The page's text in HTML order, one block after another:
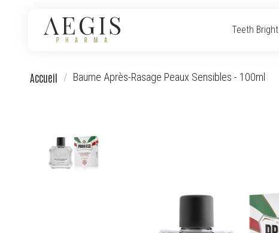
Teeth Bright
Accueil Baume Après-Rasage Peaux Sensibles - 100ml